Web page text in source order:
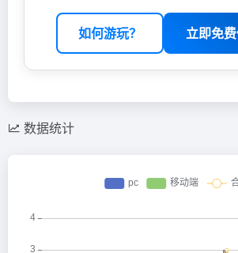
如何游玩？ 立即免
数据统计